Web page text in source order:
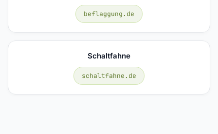
beflaggung.de
Schaltfahne
schaltfahne.de